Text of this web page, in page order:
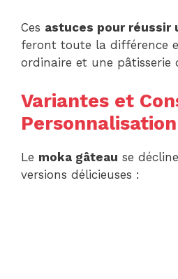
Ces astuces pour réussir
feront toute la différence
ordinaire et une pâtisserie
Variantes et
Personnalisation
Le moka gâteau se
versions délicieuses :